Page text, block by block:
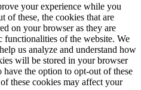
your experience while you
of these, the cookies that are
on your browser as they are
functionalities of the website. We
us analyze and understand how
will be stored in your browser
the option to opt-out of these
these cookies may affect your